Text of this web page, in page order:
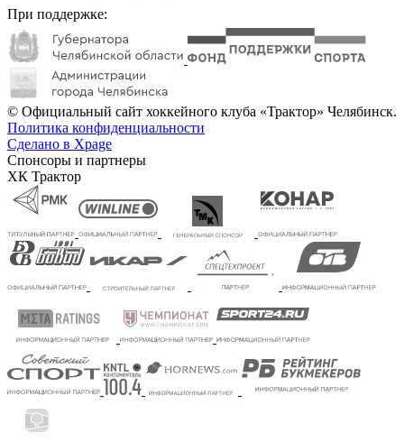
При поддержке:
© Официальный сайт хоккейного клуба «Трактор» Челябинск.
Политика конфиденциальности
Сделано в Xpage
Спонсоры и партнеры
ХК Трактор